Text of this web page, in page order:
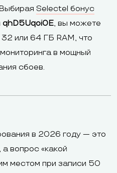
Selectel бонус
qhD5Uqoi0E, вы можете
или 64 ГБ RAM, что
в мощный
сбоев.
в 2026 году — это
вопрос «какой
местом при записи 50